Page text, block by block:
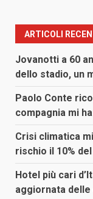
ARTICOLI
Jovanotti a 60
dello stadio, un
Paolo Conte
compagnia mi
Crisi climatica
rischio il 10%
Hotel più cari
aggiornata